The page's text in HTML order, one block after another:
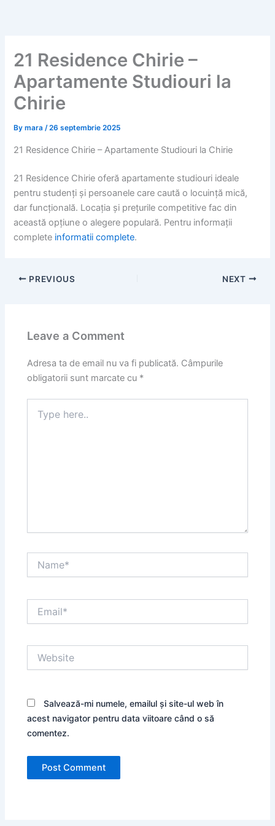
21 Residence Chirie –
Apartamente Studiouri la
Chirie
Bymara/26 septembrie 2025
21 Residence Chirie – Apartamente Studiouri la Chirie
21 Residence Chirie oferă apartamente studiouri ideale
pentru studenți și persoanele care caută o locuință mică,
dar funcțională. Locația și prețurile competitive fac din
această opțiune o alegere populară. Pentru informații
complete informatii complete.
PREVIOUS NEXT
Leave a Comment
Adresa ta de email nu va fi publicată. Câmpurile
obligatorii sunt marcate cu *
here..
Salvează-mi numele, emailul și site-ul web în
acest navigator pentru data viitoare când o să
comentez.